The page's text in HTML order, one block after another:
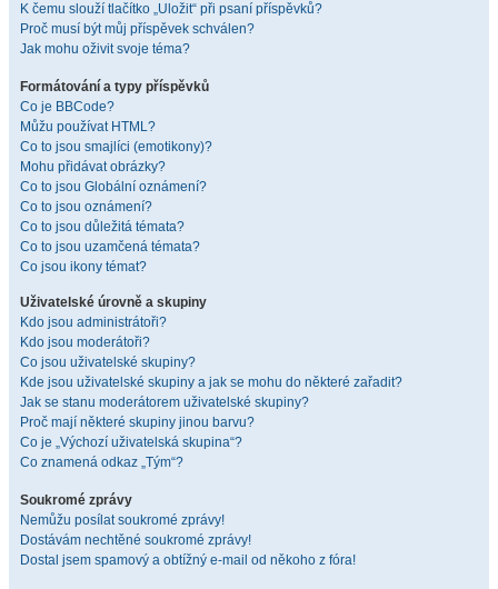
K čemu slouží tlačítko „Uložit“ při psaní příspěvků?
Proč musí být můj příspěvek schválen?
Jak mohu oživit svoje téma?
Formátování a typy příspěvků
Co je BBCode?
Můžu používat HTML?
Co to jsou smajlíci (emotikony)?
Mohu přidávat obrázky?
Co to jsou Globální oznámení?
Co to jsou oznámení?
Co to jsou důležitá témata?
Co to jsou uzamčená témata?
Co jsou ikony témat?
Uživatelské úrovně a skupiny
Kdo jsou administrátoři?
Kdo jsou moderátoři?
Co jsou uživatelské skupiny?
Kde jsou uživatelské skupiny a jak se mohu do některé zařadit?
Jak se stanu moderátorem uživatelské skupiny?
Proč mají některé skupiny jinou barvu?
Co je „Výchozí uživatelská skupina“?
Co znamená odkaz „Tým“?
Soukromé zprávy
Nemůžu posílat soukromé zprávy!
Dostávám nechtěné soukromé zprávy!
Dostal jsem spamový a obtížný e-mail od někoho z fóra!